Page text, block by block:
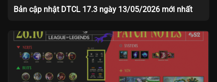
Bản cập nhật DTCL 17.3 ngày 13/05/2026 mới nhất